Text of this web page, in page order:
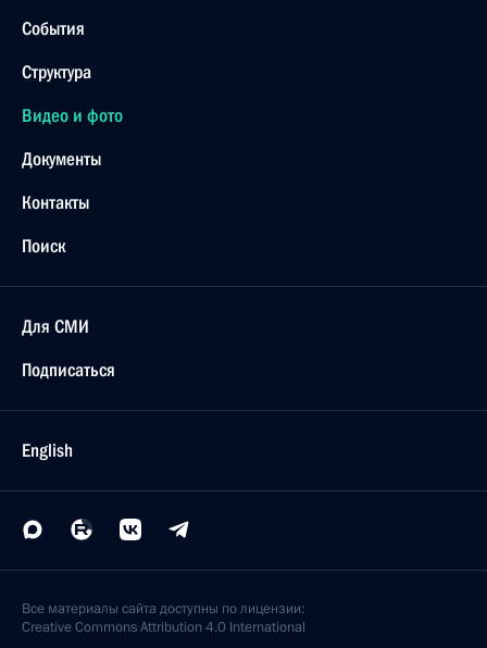
События
Структура
Видео и фото
Документы
Контакты
Поиск
Для СМИ
Подписаться
English
Все материалы сайта доступны по лицензии:
Creative Commons Attribution 4.0 International